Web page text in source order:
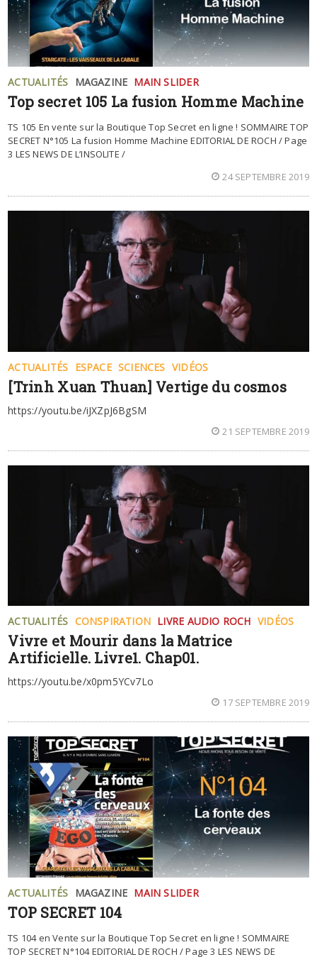
ACTUALITÉS MAGAZINE MAIN SLIDER
Top secret 105 La fusion Homme Machine
TS 105 En vente sur la Boutique Top Secret en ligne ! SOMMAIRE TOP
SECRET N°105 La fusion Homme Machine EDITORIAL DE ROCH / Page
3 LES NEWS DE L’INSOLITE /
24 SEPTEMBRE 2019
ACTUALITÉS ESPACE SCIENCES VIDÉOS
[Trinh Xuan Thuan] Vertige du cosmos
https://youtu.be/iJXZpJ6BgSM
21 SEPTEMBRE 2019
ACTUALITÉS CONSPIRATION LIVRE AUDIO ROCH VIDÉOS
Vivre et Mourir dans la Matrice
Artificielle. Livre1. Chap01.
https://youtu.be/x0pm5YCv7Lo
17 SEPTEMBRE 2019
ACTUALITÉS MAGAZINE MAIN SLIDER
TOP SECRET 104
TS 104 en Vente sur la Boutique Top Secret en ligne ! SOMMAIRE
TOP SECRET N°104 EDITORIAL DE ROCH / Page 3 LES NEWS DE